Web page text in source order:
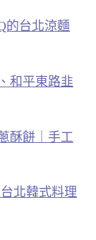
的台北涼麵
和平東路韭
酥餅｜手工
北韓式料理